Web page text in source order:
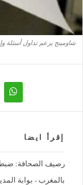
إقرأ ايضا
رصيف الصحافة: ضبط
بالمغرب - بوابة